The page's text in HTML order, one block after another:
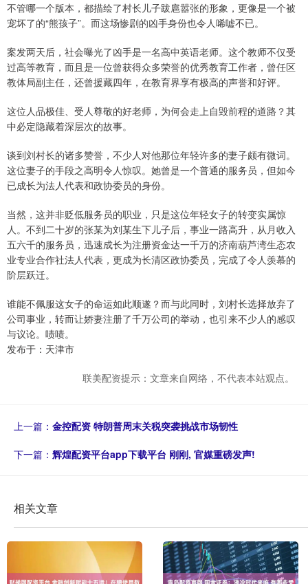
不管哪一个版本，都描绘了村长儿子跋扈嚣张的形象，更像是一个被
宠坏了的“熊孩子”。而这场惨剧的凶手身份也令人唏嘘不已。
案发两天后，社会曝光了凶手是一名高中英语老师。这个教师不仅受
过高等教育，而且是一位曾获得众多荣誉的优秀教育工作者，曾任区
教体局副主任，还曾援藏四年，在教育界享有极高的声誉和好评。
这位人品极佳、受人尊敬的好老师，为何会走上自毁前程的道路？其
中必定隐藏着深层次的故事。
谈到刘村长的诸多赞誉，不少人对他那位年轻许多的妻子颇有微词。
这位妻子的手段之高明令人惊叹。她曾是一个普通的服务员，但如今
已成长为法人代表和政协委员的身份。
当然，这并非贬低服务员的职业，只是这位年轻女子的转变实属惊
人。不到二十岁的张某为刘某生下儿子后，事业一路高升，从月收入
五六千的服务员，迅速成长为注册资金达一千万的济南葫芦湾生态农
业专业合作社法人代表，更成为长清区政协委员，完成了令人羡慕的
阶层跃迁。
谁能不佩服这女子的命运如此顺遂？而与此同时，刘村长选择放弃了
公司事业，转而让娇妻注册了千万公司的举动，也引来不少人的感叹
与议论。啧啧。
发布于：天津市
联美配资提示：文章来自网络，不代表本站观点。
上一篇： 金控配资 特朗普周末关税突袭挑战市场韧性
下一篇： 辉煌配资平台app下载平台 刚刚, 官媒重磅发声!
相关文章